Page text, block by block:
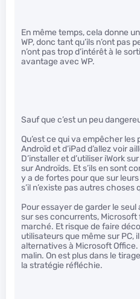
En même temps, cela donne
WP, donc tant qu’ils n’ont pas
n’ont pas trop d’intérêt à le
avantage avec WP.
Sauf que c’est un peu
Qu’est ce qui va empêcher
Androïd et d’iPad d’allez voir
D’installer et d’utiliser iWork
sur Androïds. Et s’ils en sont
y a de fortes pour que sur
s’il n’existe pas autres choses
Pour essayer de garder le
sur ses concurrents, Microsoft
marché. Et risque de faire
utilisateurs que même sur PC,
alternatives à Microsoft
malin. On est plus dans le
la stratégie réfléchie.